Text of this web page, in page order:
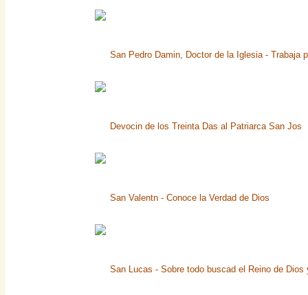
San Pedro Damin, Doctor de la Iglesia - Trabaja
Devocin de los Treinta Das al Patriarca San Jos
San Valentn - Conoce la Verdad de Dios
San Lucas - Sobre todo buscad el Reino de